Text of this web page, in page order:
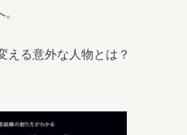
える意外な人物とは？